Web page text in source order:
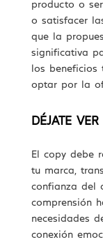
producto o
o satisfacer
que la
significativa
los beneficios
optar por la
DÉJATE VER
El copy debe
tu marca,
confianza del
comprensión
necesidades
conexión